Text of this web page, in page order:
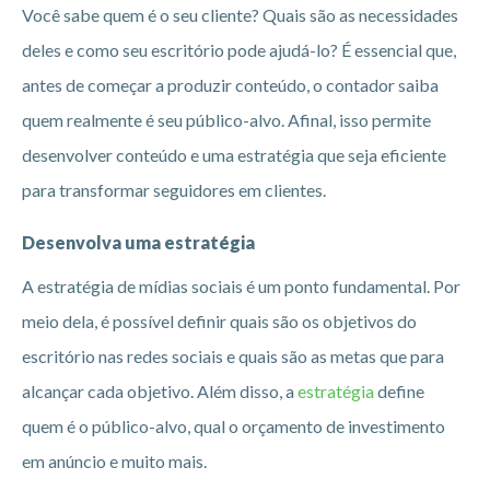
Você sabe quem é o seu cliente? Quais são as necessidades
deles e como seu escritório pode ajudá-lo? É essencial que,
antes de começar a produzir conteúdo, o contador saiba
quem realmente é seu público-alvo. Afinal, isso permite
desenvolver conteúdo e uma estratégia que seja eficiente
para transformar seguidores em clientes.
Desenvolva uma estratégia
A estratégia de mídias sociais é um ponto fundamental. Por
meio dela, é possível definir quais são os objetivos do
escritório nas redes sociais e quais são as metas que para
alcançar cada objetivo. Além disso, aestratégiadefine
quem é o público-alvo, qual o orçamento de investimento
em anúncio e muito mais.